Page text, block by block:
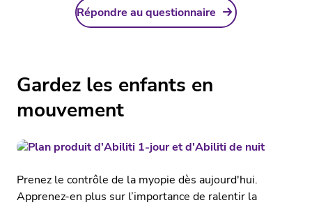
Répondre au questionnaire
Gardez les enfants en
mouvement
Prenez le contrôle de la myopie dès aujourd'hui.
Apprenez-en plus sur l’importance de ralentir la